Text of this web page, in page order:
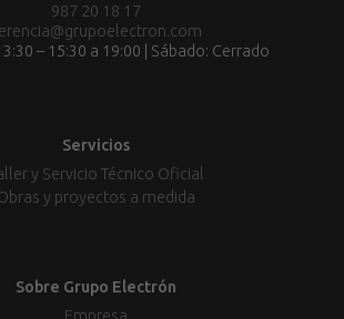
987 20 18 17
– 15:30 a 19:00 | Sábado: Cerrado
Servicios
y Servicio Técnico Oficial
y proyectos a medida
Sobre Grupo Electrón